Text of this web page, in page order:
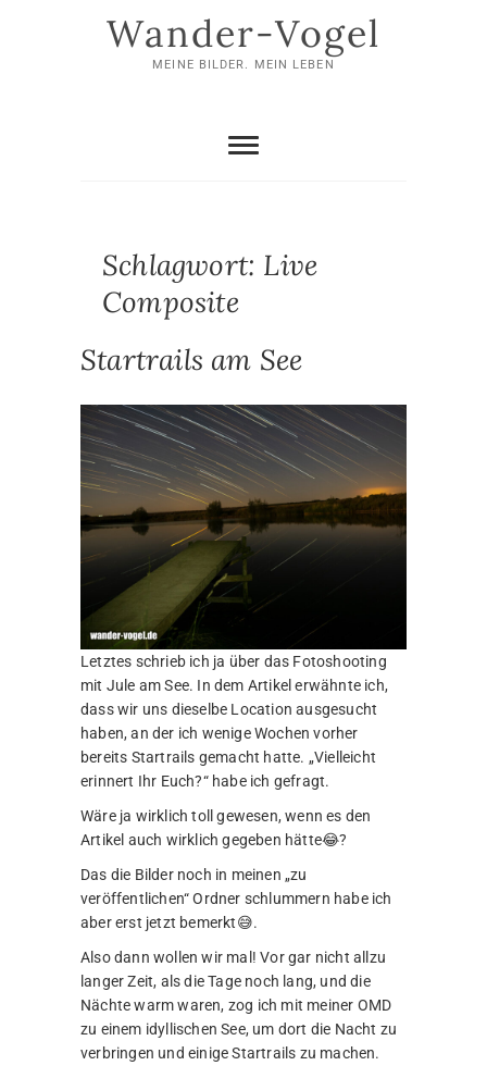
Wander-Vogel
MEINE BILDER. MEIN LEBEN
Schlagwort: Live
Composite
Startrails am See
Letztes schrieb ich ja über das Fotoshooting
mit Jule am See. In dem Artikel erwähnte ich,
dass wir uns dieselbe Location ausgesucht
haben, an der ich wenige Wochen vorher
bereits Startrails gemacht hatte. „Vielleicht
erinnert Ihr Euch?“ habe ich gefragt.
Wäre ja wirklich toll gewesen, wenn es den
Artikel auch wirklich gegeben hätte😂?
Das die Bilder noch in meinen „zu
veröffentlichen“ Ordner schlummern habe ich
aber erst jetzt bemerkt😅.
Also dann wollen wir mal! Vor gar nicht allzu
langer Zeit, als die Tage noch lang, und die
Nächte warm waren, zog ich mit meiner OMD
zu einem idyllischen See, um dort die Nacht zu
verbringen und einige Startrails zu machen.